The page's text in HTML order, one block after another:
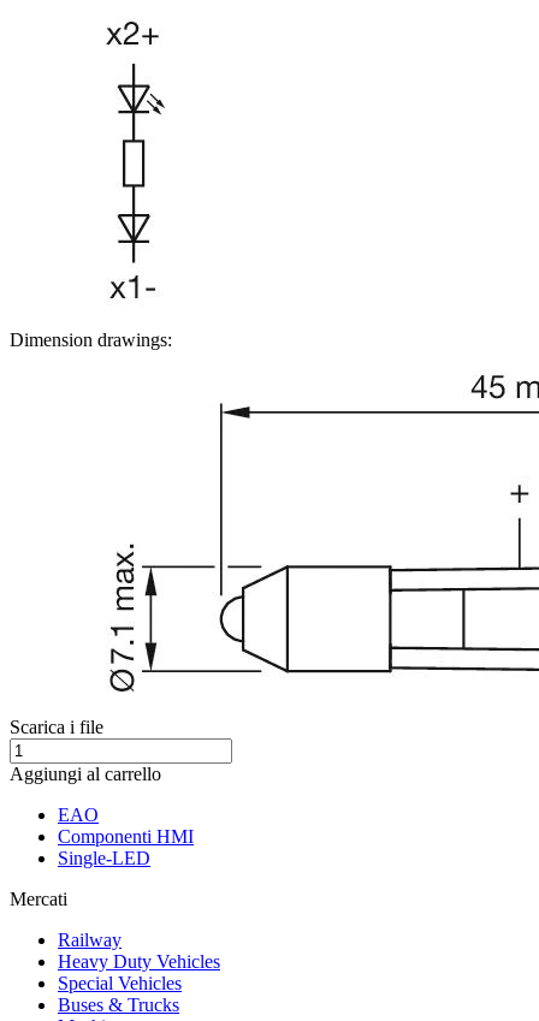
Dimension drawings:
Scarica i file
Aggiungi al carrello
EAO
Componenti HMI
Single-LED
Mercati
Railway
Heavy Duty Vehicles
Special Vehicles
Buses & Trucks